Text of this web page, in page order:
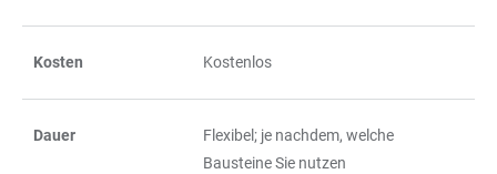
Kosten Kostenlos
Dauer
Flexibel; je nachdem, welche
Bausteine Sie nutzen